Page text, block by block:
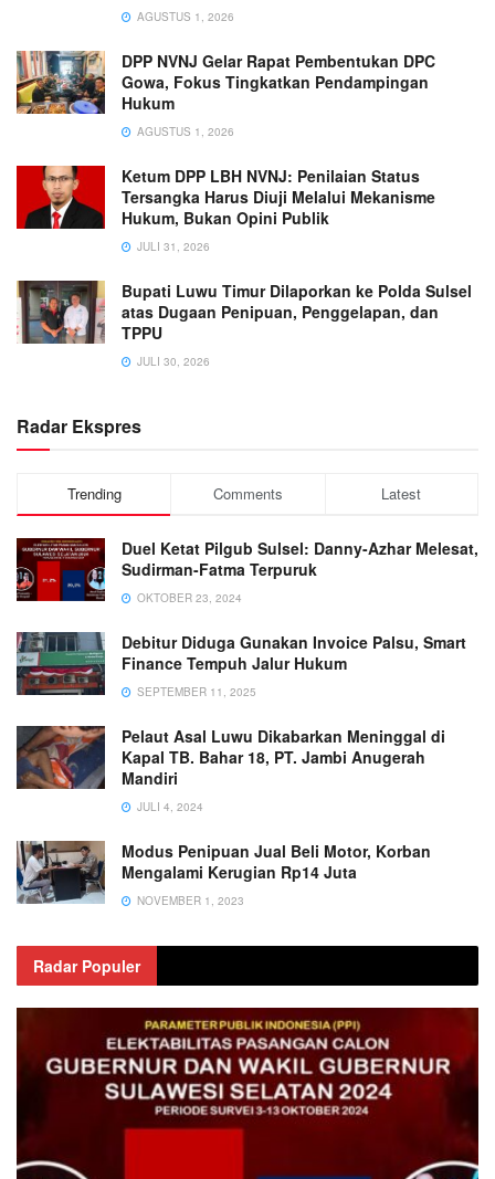
AGUSTUS 1, 2026
DPP NVNJ Gelar Rapat Pembentukan DPC
Gowa, Fokus Tingkatkan Pendampingan
Hukum
AGUSTUS 1, 2026
Ketum DPP LBH NVNJ: Penilaian Status
Tersangka Harus Diuji Melalui Mekanisme
Hukum, Bukan Opini Publik
JULI 31, 2026
Bupati Luwu Timur Dilaporkan ke Polda Sulsel
atas Dugaan Penipuan, Penggelapan, dan
TPPU
JULI 30, 2026
Radar Ekspres
Trending Comments Latest
Duel Ketat Pilgub Sulsel: Danny-Azhar Melesat,
Sudirman-Fatma Terpuruk
OKTOBER 23, 2024
Debitur Diduga Gunakan Invoice Palsu, Smart
Finance Tempuh Jalur Hukum
SEPTEMBER 11, 2025
Pelaut Asal Luwu Dikabarkan Meninggal di
Kapal TB. Bahar 18, PT. Jambi Anugerah
Mandiri
JULI 4, 2024
Modus Penipuan Jual Beli Motor, Korban
Mengalami Kerugian Rp14 Juta
NOVEMBER 1, 2023
Radar Populer